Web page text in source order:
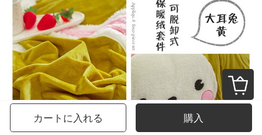
カートに入れる 購入